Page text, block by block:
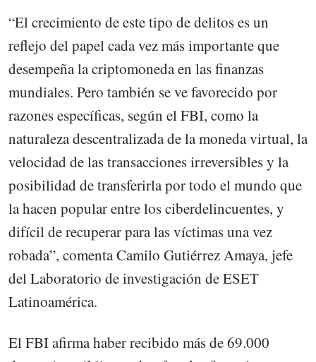
“El crecimiento de este tipo de delitos es un
reflejo del papel cada vez más importante que
desempeña la criptomoneda en las finanzas
mundiales. Pero también se ve favorecido por
razones específicas, según el FBI, como la
naturaleza descentralizada de la moneda virtual, la
velocidad de las transacciones irreversibles y la
posibilidad de transferirla por todo el mundo que
la hacen popular entre los ciberdelincuentes, y
difícil de recuperar para las víctimas una vez
robada”, comenta Camilo Gutiérrez Amaya, jefe
del Laboratorio de investigación de ESET
Latinoamérica.
El FBI afirma haber recibido más de 69.000